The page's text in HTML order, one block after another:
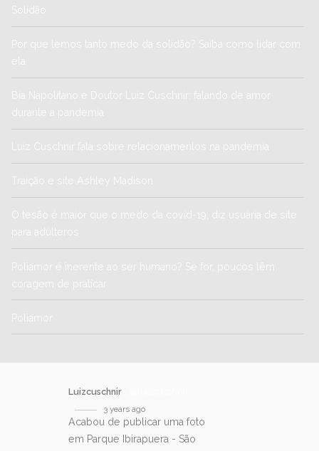
Solidão
Por que temos tanto medo da solidão? Saiba como lidar com
ela
Bia Napolitano e Doutor Luiz Cuschnir: falando de amor
durante a pandemia
Luiz Cuschnir fala sobre relacionamentos na pandemia
Traição e site Ashley Madison
O tesão é maior que o medo da covid-19, diz usuária de site
para adúlteros
Poliamor é inerente ao ser humano? Se for, poucos têm
coragem de praticar
Poliamor
Luizcuschnir
3 years ago
Acabou de publicar uma foto
em Parque Ibirapuera - São